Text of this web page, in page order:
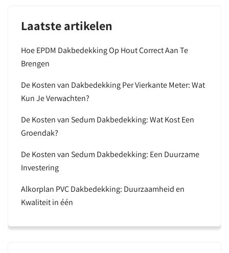
Laatste artikelen
Hoe EPDM Dakbedekking Op Hout Correct Aan Te
Brengen
De Kosten van Dakbedekking Per Vierkante Meter: Wat
Kun Je Verwachten?
De Kosten van Sedum Dakbedekking: Wat Kost Een
Groendak?
De Kosten van Sedum Dakbedekking: Een Duurzame
Investering
Alkorplan PVC Dakbedekking: Duurzaamheid en
Kwaliteit in één